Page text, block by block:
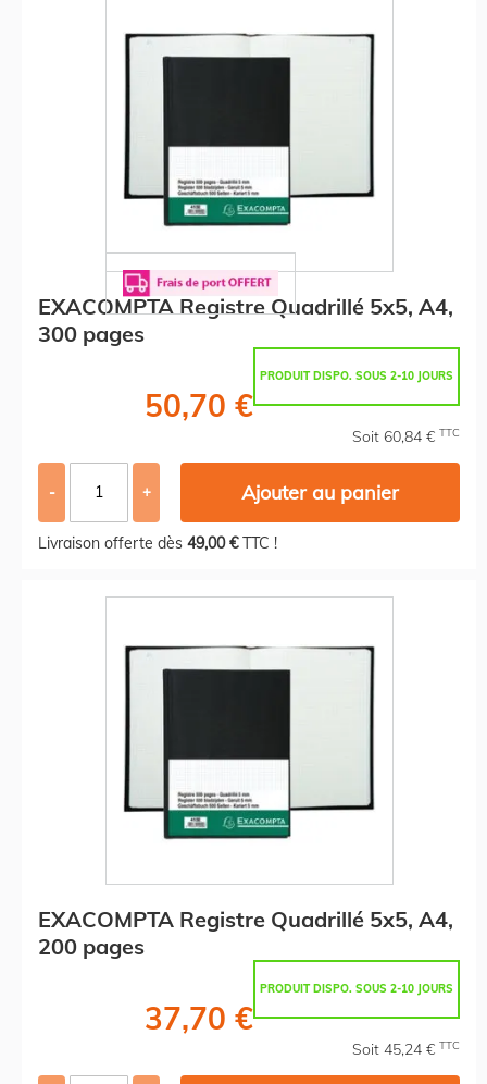
EXACOMPTA Registre Quadrillé 5x5, A4,
300 pages
PRODUIT DISPO. SOUS 2-10 JOURS
50,70 €
Soit 60,84 € TTC
- + Ajouter au panier
Livraison offerte dès 49,00 €TTC !
EXACOMPTA Registre Quadrillé 5x5, A4,
200 pages
PRODUIT DISPO. SOUS 2-10 JOURS
37,70 €
Soit 45,24 € TTC